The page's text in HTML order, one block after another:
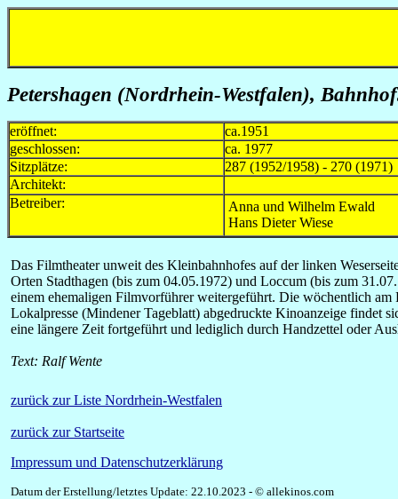
Petershagen (Nordrhein-Westfalen),
eröffnet:
ca.1951
geschlossen:
ca. 1977
Sitzplätze:
287 (1952/1958) - 270 (1971)
Architekt:
Betreiber:
Anna und Wilhelm Ewald
Hans Dieter Wiese
Das Filmtheater unweit des Kleinbahnhofes auf der linken
Orten Stadthagen (bis zum 04.05.1972) und Loccum (bis zum
einem ehemaligen Filmvorführer weitergeführt. Die wöchentlich am
Lokalpresse (Mindener Tageblatt) abgedruckte Kinoanzeige findet
eine längere Zeit fortgeführt und lediglich durch Handzettel oder
Text: Ralf Wente
zurück zur Liste Nordrhein-Westfalen
zurück zur Startseite
Impressum und Datenschutzerklärung
Datum der Erstellung/letztes Update: 22.10.2023 - © allekinos.com